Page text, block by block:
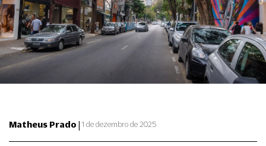
Matheus Prado | 1 de dezembro de 2025